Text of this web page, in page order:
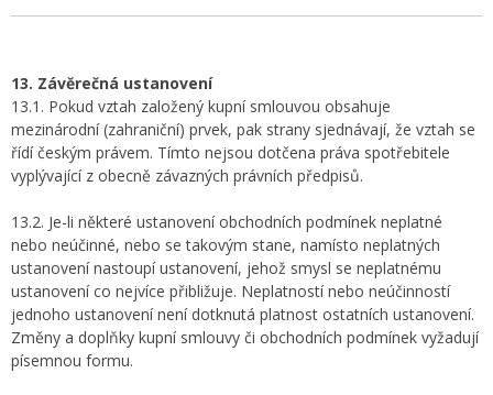
13. Závěrečná ustanovení
13.1. Pokud vztah založený kupní smlouvou obsahuje
mezinárodní (zahraniční) prvek, pak strany sjednávají, že vztah se
řídí českým právem. Tímto nejsou dotčena práva spotřebitele
vyplývající z obecně závazných právních předpisů.
13.2. Je-li některé ustanovení obchodních podmínek neplatné
nebo neúčinné, nebo se takovým stane, namísto neplatných
ustanovení nastoupí ustanovení, jehož smysl se neplatnému
ustanovení co nejvíce přibližuje. Neplatností nebo neúčinností
jednoho ustanovení není dotknutá platnost ostatních ustanovení.
Změny a doplňky kupní smlouvy či obchodních podmínek vyžadují
písemnou formu.